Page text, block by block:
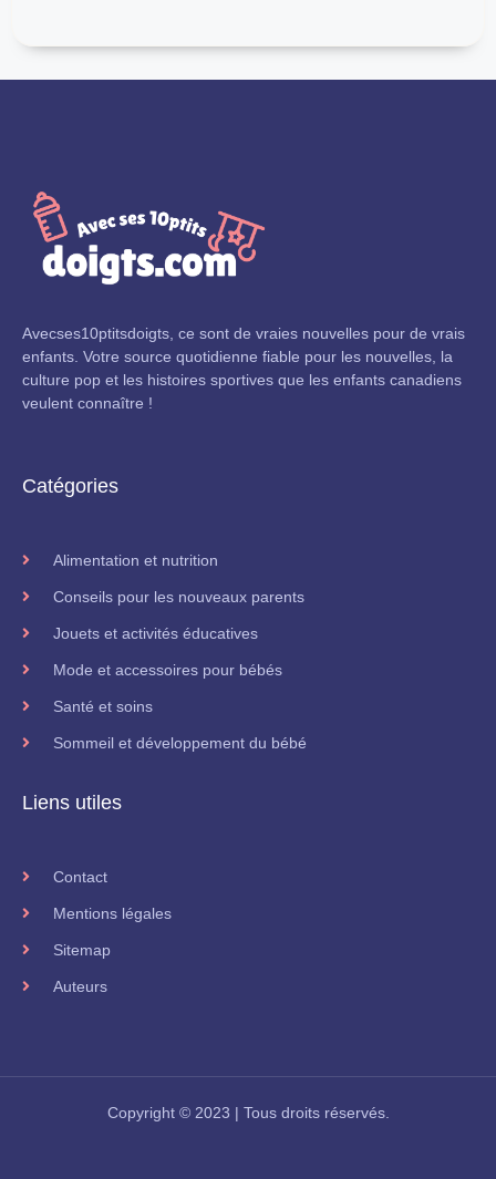
Avecses10ptitsdoigts, ce sont de vraies nouvelles pour de vrais
enfants. Votre source quotidienne fiable pour les nouvelles, la
culture pop et les histoires sportives que les enfants canadiens
veulent connaître !
Catégories
Alimentation et nutrition
Conseils pour les nouveaux parents
Jouets et activités éducatives
Mode et accessoires pour bébés
Santé et soins
Sommeil et développement du bébé
Liens utiles
Contact
Mentions légales
Sitemap
Auteurs
Copyright © 2023 | Tous droits réservés.